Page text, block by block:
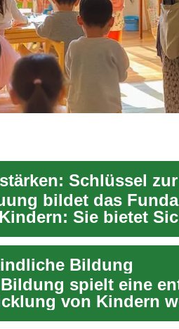
Schlüssel
bildet das
Sie bietet
Bildung
spielt eine
von Kindern